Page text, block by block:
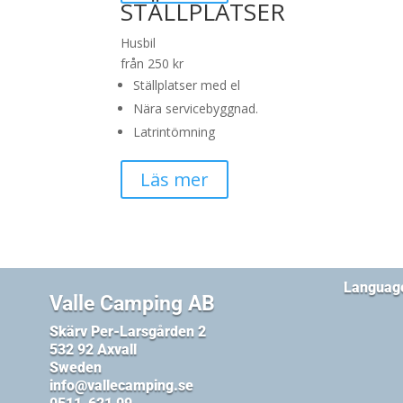
STÄLLPLATSER
Husbil
från 250 kr
Ställplatser med el
Nära servicebyggnad.
Latrintömning
Läs mer
Valle Camping AB
Skärv Per-Larsgården 2
532 92 Axvall
Sweden
info@vallecamping.se